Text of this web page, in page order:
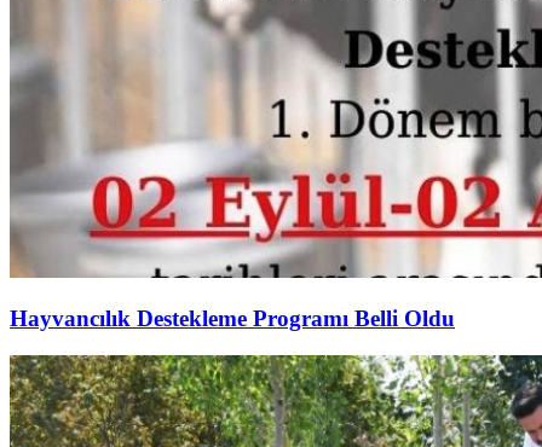
Hayvancılık Destekleme Programı Belli Oldu